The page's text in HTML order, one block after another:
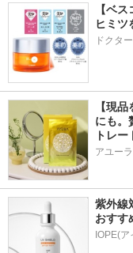
【ベ
ヒミツ
ドクタ
【現
にも。
トレー
アユーラ
紫外線
おすす
IOPE(